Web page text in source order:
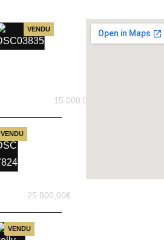
VENDU
Constance
15.000,00
VENDU
25.800,00€
VENDU